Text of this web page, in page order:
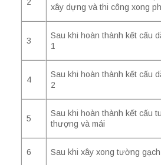
xây dựng và thi công xong
3
Sau khi hoàn thành kết cấu
1
4
Sau khi hoàn thành kết cấu
2
5
Sau khi hoàn thành kết cấu
thượng và mái
6 Sau khi xây xong tường gạch